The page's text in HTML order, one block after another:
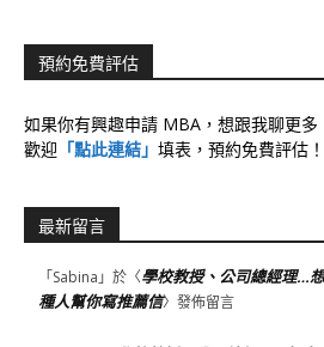
預約免費評估
如果你有興趣申請 MBA，想跟我聊更多
歡迎 「點此連結」 填表，預約免費評估！
最新留言
「Sabina 」於〈學校教授、公司總經理…
種人幫你寫推薦信〉發佈留言